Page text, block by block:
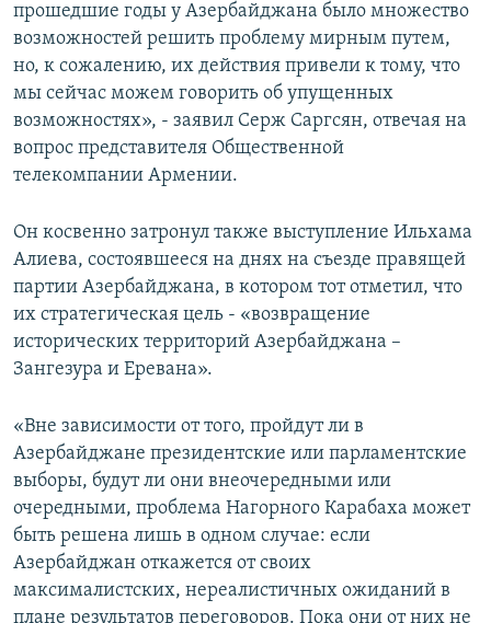
прошедшие годы у Азербайджана было множество
возможностей решить проблему мирным путем,
но, к сожалению, их действия привели к тому, что
мы сейчас можем говорить об упущенных
возможностях», - заявил Серж Саргсян, отвечая на
вопрос представителя Общественной
телекомпании Армении.
Он косвенно затронул также выступление Ильхама
Алиева, состоявшееся на днях на съезде правящей
партии Азербайджана, в котором тот отметил, что
их стратегическая цель - «возвращение
исторических территорий Азербайджана –
Зангезура и Еревана».
«Вне зависимости от того, пройдут ли в
Азербайджане президентские или парламентские
выборы, будут ли они внеочередными или
очередными, проблема Нагорного Карабаха может
быть решена лишь в одном случае: если
Азербайджан откажется от своих
максималистских, нереалистичных ожиданий в
плане результатов переговоров. Пока они от них не